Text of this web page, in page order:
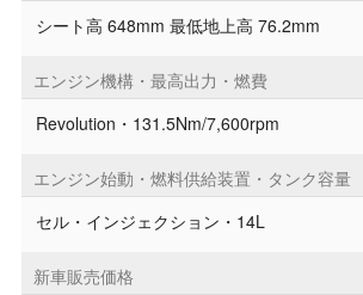
シート高 648mm 最低地上高 76.2mm
エンジン機構・最高出力・燃費
Revolution・131.5Nm/7,600rpm
エンジン始動・燃料供給装置・タンク容量
セル・インジェクション・14L
新車販売価格